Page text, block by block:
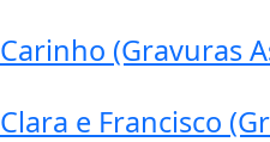
Carinho (Gravuras
Clara e Francisco